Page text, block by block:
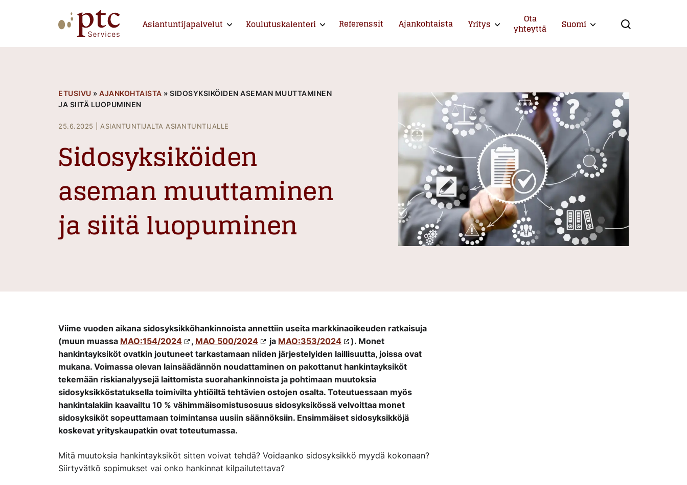
Asiantuntijapalvelut Expand child menu
Koulutuskalenteri Expand child menu
Referenssit Ajankohtaista Yritys Expand child menu
Ota
yhteyttä Suomi Expand child menu
ETUSIVU » AJANKOHTAISTA » SIDOSYKSIKÖIDEN ASEMAN MUUTTAMINEN
JA SIITÄ LUOPUMINEN
25.6.2025 ASIANTUNTIJALTA ASIANTUNTIJALLE
Sidosyksiköiden
aseman muuttaminen
ja siitä luopuminen
Viime vuoden aikana sidosyksikköhankinnoista annettiin useita markkinaoikeuden ratkaisuja
(muun muassa MAO:154/2024 , MAO 500/2024 ja MAO:353/2024
). Monet
hankintayksiköt ovatkin joutuneet tarkastamaan niiden järjestelyiden laillisuutta, joissa ovat
mukana. Voimassa olevan lainsäädännön noudattaminen on pakottanut hankintayksiköt
tekemään riskianalyysejä laittomista suorahankinnoista ja pohtimaan muutoksia
sidosyksikköstatuksella toimivilta yhtiöiltä tehtävien ostojen osalta. Toteutuessaan myös
hankintalakiin kaavailtu 10 % vähimmäisomistusosuus sidosyksikössä velvoittaa monet
sidosyksiköt sopeuttamaan toimintansa uusiin säännöksiin. Ensimmäiset sidosyksikköjä
koskevat yrityskaupatkin ovat toteutumassa.
Mitä muutoksia hankintayksiköt sitten voivat tehdä? Voidaanko sidosyksikkö myydä kokonaan?
Siirtyvätkö sopimukset vai onko hankinnat kilpailutettava?